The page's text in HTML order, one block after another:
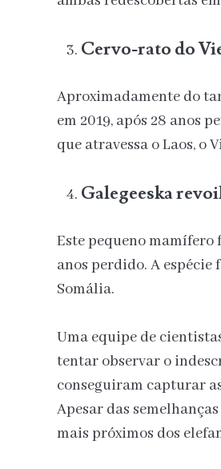
Cervo-rato do
Aproximadamente do
em 2019, após 28 anos
que atravessa o Laos, o
Galegeeska
Este pequeno mamífero
anos perdido. A
Somália.
Uma equipe de
tentar observar o
conseguiram capturar
Apesar das
mais próximos dos